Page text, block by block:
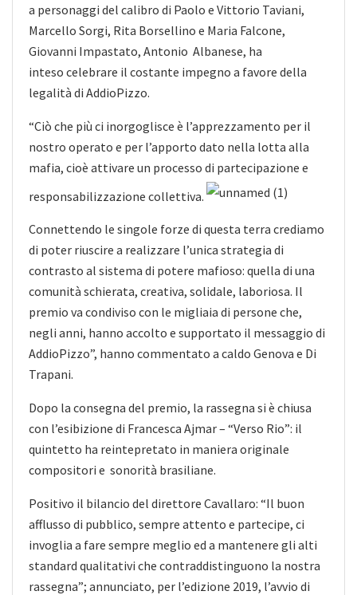
a personaggi del calibro di Paolo e Vittorio Taviani,
Marcello Sorgi, Rita Borsellino e Maria Falcone,
Giovanni Impastato, Antonio Albanese, ha
inteso celebrare il costante impegno a favore della
legalità di AddioPizzo.
“Ciò che più ci inorgoglisce è l’apprezzamento per il
nostro operato e per l’apporto dato nella lotta alla
mafia, cioè attivare un processo di partecipazione e
responsabilizzazione collettiva.
Connettendo le singole forze di questa terra crediamo
di poter riuscire a realizzare l’unica strategia di
contrasto al sistema di potere mafioso: quella di una
comunità schierata, creativa, solidale, laboriosa. Il
premio va condiviso con le migliaia di persone che,
negli anni, hanno accolto e supportato il messaggio di
AddioPizzo”, hanno commentato a caldo Genova e Di
Trapani.
Dopo la consegna del premio, la rassegna si è chiusa
con l’esibizione di Francesca Ajmar – “Verso Rio”: il
quintetto ha reintepretato in maniera originale
compositori e sonorità brasiliane.
Positivo il bilancio del direttore Cavallaro: “Il buon
afflusso di pubblico, sempre attento e partecipe, ci
invoglia a fare sempre meglio ed a mantenere gli alti
standard qualitativi che contraddistinguono la nostra
rassegna”; annunciato, per l’edizione 2019, l’avvio di